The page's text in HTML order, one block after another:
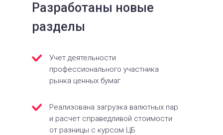
Разработаны новые
разделы
Реализована загрузка валютных пар
и расчет справедливой стоимости
от разницы с курсом ЦБ
Учет деятельности
профессионального участника
рынка ценных бумаг